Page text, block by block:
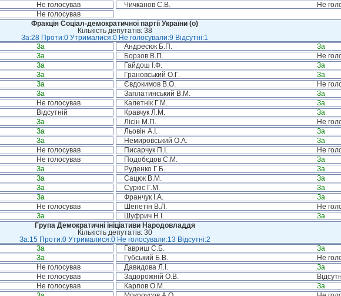
Не голосував Чичканов С.В.
Не
Не голосував
Фракція Соціал-демократичної партії України (о)
Кількість депутатів: 38
За:28 Проти:0 Утрималися:0 Не голосували:9 Відсутні:1
За Андресюк Б.П.
За
За Борзов В.П.
Не
За Гайдош І.Ф.
За
За Грановський О.Г.
За
За Євдокимов В.О.
Не
За Заплатинський В.М.
За
Не голосував Калетнік Г.М.
За
Відсутній Кравчук Л.М.
За
За Лісін М.П.
Не
За Льовін А.І.
За
За Немировський О.А.
За
Не голосував Писарчук П.І.
Не
Не голосував Подобєдов С.М.
За
За Руденко Г.Б.
За
За Сацюк В.М.
За
За Суркіс Г.М.
За
За Франчук І.А.
За
Не голосував Шепетін В.Л.
Не
За Шуфрич Н.І.
За
Група Демократичні ініціативи Народовладдя
Кількість депутатів: 30
За:15 Проти:0 Утрималися:0 Не голосували:13 Відсутні:2
За Гавриш С.Б.
За
За Губський Б.В.
Не
Не голосував Давидова Л.І.
За
Не голосував Задорожній О.В.
Не голосував Карпов О.М.
За